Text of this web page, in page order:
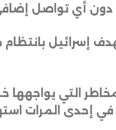
دون أي تواصل
إسرائيل
التي يواجهها
في إحدى المرات